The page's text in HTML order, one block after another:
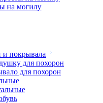
на могилу
покрывала
для похорон
для похорон